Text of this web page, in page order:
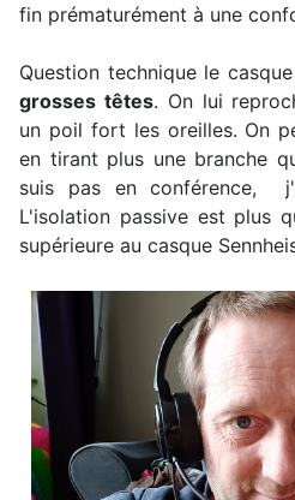
fin prématurément à une
Question technique le
grosses têtes. On lui
un poil fort les oreilles. On
en tirant plus une branche
suis pas en conférence,
L'isolation passive est plus
supérieure au casque